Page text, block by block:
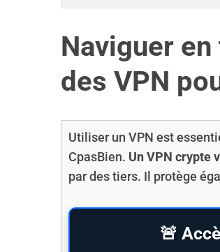
Naviguer
des VPN
Utiliser un VPN est
CpasBien. Un VPN crypte
par des tiers. Il protège
🚨